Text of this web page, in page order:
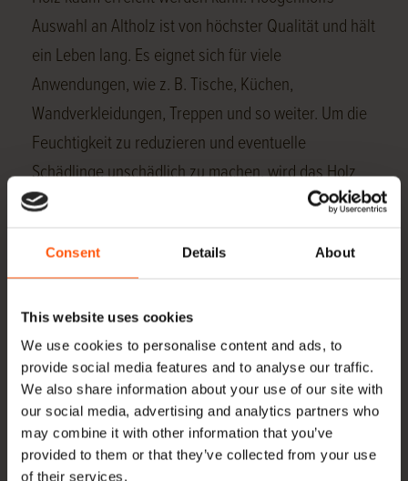
Consent Details About
This website uses cookies
We use cookies to personalise content and ads, to
provide social media features and to analyse our traffic.
We also share information about your use of our site with
our social media, advertising and analytics partners who
may combine it with other information that you’ve
provided to them or that they’ve collected from your use
of their services.
Auswahl an Altholz ist von höchster Qualität und hält
ein Leben lang. Es eignet sich für viele
Anwendungen, wie z. B. Tische, Küchen,
Wandverkleidungen, Treppen und so weiter. Um die
Feuchtigkeit zu reduzieren und eventuelle
Schädlinge unschädlich zu machen, wird das Holz
für die Verwendung in Möbeln künstlich getrocknet.
Bestand an Altholz
Altholz in einer Vielzahl von Abmessungen ab Lager
liefern. Unten auf dieser Seite finden Sie eine
Übersicht über alle Abmessungen, die wir auf Lager
haben. Neben dem regulären Angebot an Balken
und Bohlen bietet Hoogenhoff auch Dachbretter aus
Eichenholz, schwedische Nut- und Federleisten,